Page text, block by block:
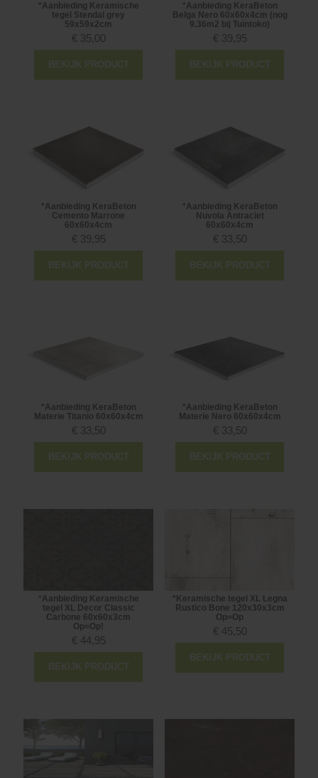
*Aanbieding Keramische
tegel Stendal grey
59x59x2cm
€ 35,00
BEKIJK PRODUCT
*Aanbieding KeraBeton
Belga Nero 60x60x4cm (nog
9.36m2 bij Tuintoko)
€ 39,95
BEKIJK PRODUCT
*Aanbieding KeraBeton
Cemento Marrone
60x60x4cm
€ 39,95
BEKIJK PRODUCT
*Aanbieding KeraBeton
Nuvola Antraciet
60x60x4cm
€ 33,50
BEKIJK PRODUCT
*Aanbieding KeraBeton
Materie Titanio 60x60x4cm
€ 33,50
BEKIJK PRODUCT
*Aanbieding KeraBeton
Materie Nero 60x60x4cm
€ 33,50
BEKIJK PRODUCT
*Aanbieding Keramische
tegel XL Decor Classic
Carbone 60x60x3cm
Op=Op!
€ 44,95
BEKIJK PRODUCT
*Keramische tegel XL Legna
Rustico Bone 120x30x3cm
Op=Op
€ 45,50
BEKIJK PRODUCT